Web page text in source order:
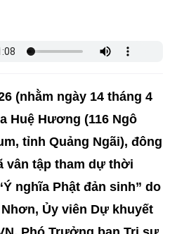
(nhằm ngày 14 tháng 4
Huệ Hương (116 Ngô
tỉnh Quảng Ngãi), đông
vân tập tham dự thời
nghĩa Phật đản sinh” do
Ủy viên Dự khuyết